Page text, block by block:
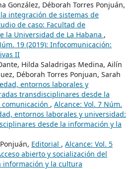
González, Déborah Torres Ponjuán,
integración de sistemas de
de caso: Facultad de
la Universidad de La Habana ,
19 (2019): Infocomunicación:
II
Hilda Saladrigas Medina, Ailín
Déborah Torres Ponjuan, Sarah
entornos laborales y
transdisciplinares desde la
, Alcance: Vol. 7 Núm.
entornos laborales y universidad:
desde la información y la
Editorial , Alcance: Vol. 5
abierto y socialización del
información y la cultura